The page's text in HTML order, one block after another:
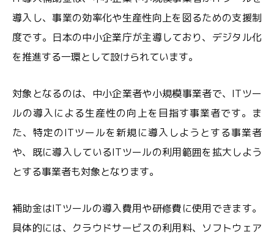
導入し、事業の効率化や生産性向上を図るための支援制
度です。日本の中小企業庁が主導しており、デジタル化
を推進する一環として設けられています。
対象となるのは、中小企業者や小規模事業者で、ITツー
ルの導入による生産性の向上を目指す事業者です。ま
た、特定のITツールを新規に導入しようとする事業者
や、既に導入しているITツールの利用範囲を拡大しよう
とする事業者も対象となります。
補助金はITツールの導入費用や研修費に使用できます。
具体的には、クラウドサービスの利用料、ソフトウェア